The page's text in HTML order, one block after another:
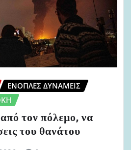
ΈΝΟΠΛΕΣ ΔΥΝΆΜΕΙΣ
τον πόλεμο, να
του θανάτου